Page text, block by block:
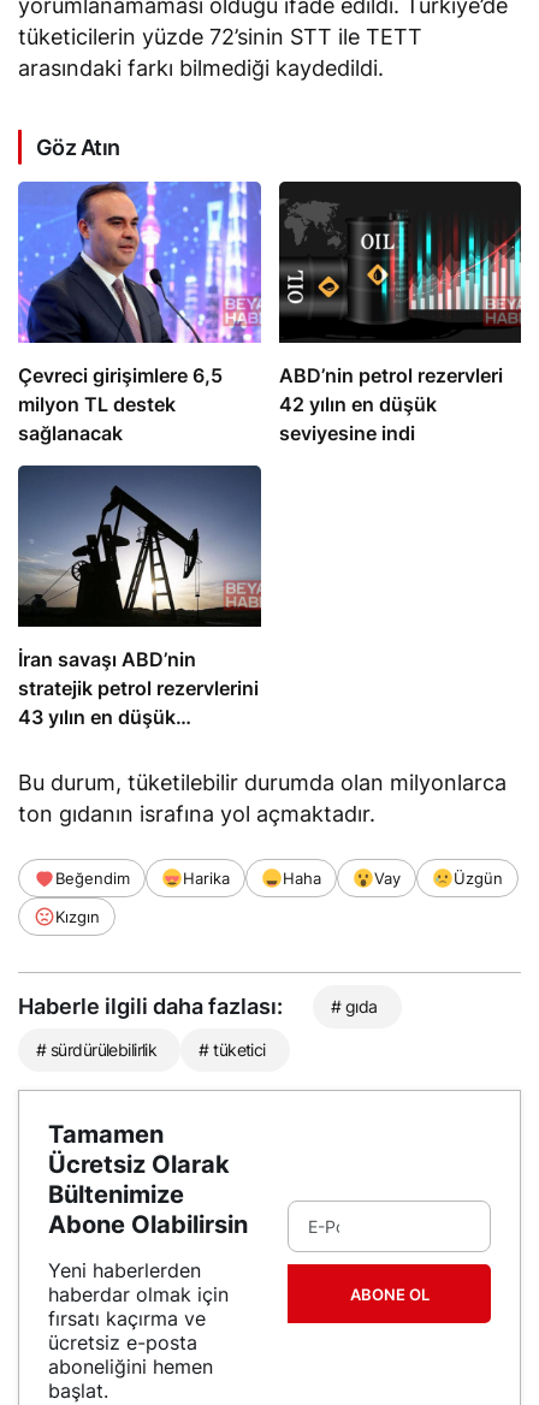
tüketicilerin yüzde 72’sinin STT ile TETT
arasındaki farkı bilmediği kaydedildi.
Göz Atın
Çevreci girişimlere 6,5
milyon TL destek
sağlanacak
ABD’nin petrol rezervleri
42 yılın en düşük
seviyesine indi
İran savaşı ABD’nin
stratejik petrol rezervlerini
43 yılın en düşük
Bu durum, tüketilebilir durumda olan milyonlarca
ton gıdanın israfına yol açmaktadır.
Beğendim Harika Haha Vay
Üzgün
Kızgın
Haberle ilgili daha fazlası: # gıda
# sürdürülebilirlik # tüketici
Tamamen
Ücretsiz Olarak
Bültenimize
Abone Olabilirsin
Yeni haberlerden
haberdar olmak için
fırsatı kaçırma ve
ücretsiz e-posta
aboneliğini hemen
başlat.
ABONE OL